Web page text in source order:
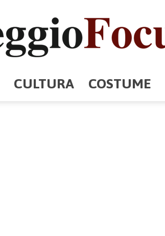
CULTURA COSTUME